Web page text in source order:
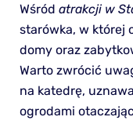
Wśród atrakcji w
starówka, w której
domy oraz
Warto zwrócić
na katedrę,
ogrodami